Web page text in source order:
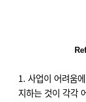
1. 사업이 어려움
지하는 것이 각각